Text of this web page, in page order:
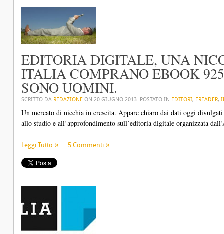
EDITORIA DIGITALE, UNA
ITALIA COMPRANO EBOOK
SONO UOMINI.
SCRITTO DA REDAZIONE ON 20 GIUGNO 2013. POSTATO IN EDITORI, EREADER,
Un mercato di nicchia in crescita. Appare chiaro dai dati oggi
allo studio e all’approfondimento sull’editoria digitale organizzata
Leggi Tutto 5 Commenti